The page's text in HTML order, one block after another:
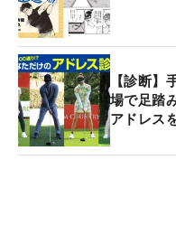
【診断】
場で足踏
アドレス